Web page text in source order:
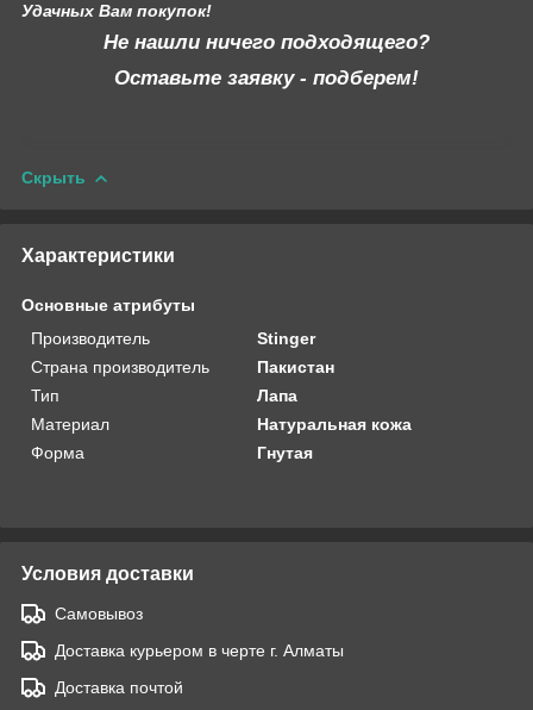
Удачных Вам покупок!
Не нашли ничего подходящего?
Оставьте заявку - подберем!
Скрыть
Характеристики
Основные атрибуты
Производитель
Stinger
Страна производитель
Пакистан
Тип
Лапа
Материал
Натуральная кожа
Форма
Гнутая
Условия доставки
Самовывоз
Доставка курьером в черте г. Алматы
Доставка почтой